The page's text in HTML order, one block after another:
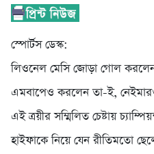
স্পোর্টস ডেস্ক:
লিওনেল মেসি জোড়া গোল
এমবাপেও করলেন তা-ই,
এই ত্রয়ীর সম্মিলিত চেষ্টায়
হাইফাকে নিয়ে যেন রীতিমতো